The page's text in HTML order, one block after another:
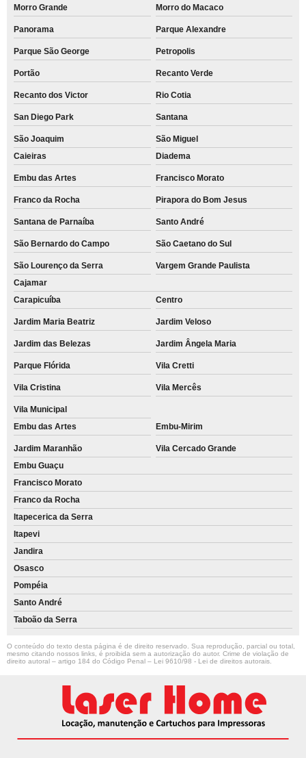
Morro Grande Morro do Macaco
Panorama Parque Alexandre
Parque São George Petropolis
Portão Recanto Verde
Recanto dos Victor Rio Cotia
San Diego Park Santana
São Joaquim
São Miguel
Caieiras
Diadema
Embu das Artes Francisco Morato
Franco da Rocha Pirapora do Bom Jesus
Santana de Parnaíba Santo André
São Bernardo do Campo São Caetano do Sul
São Lourenço da Serra
Vargem Grande Paulista
Cajamar
Carapicuíba
Centro
Jardim Maria Beatriz Jardim Veloso
Jardim das Belezas Jardim Ângela Maria
Parque Flórida Vila Cretti
Vila Cristina Vila Mercês
Vila Municipal
Embu das Artes
Embu-Mirim
Jardim Maranhão
Vila Cercado Grande
Embu Guaçu
Francisco Morato
Franco da Rocha
Itapecerica da Serra
Itapevi
Jandira
Osasco
Pompéia
Santo André
Taboão da Serra
O conteúdo do texto desta página é de direito reservado. Sua reprodução, parcial ou total,
mesmo citando nossos links, é proibida sem a autorização do autor. Crime de violação de
direito autoral – artigo 184 do Código Penal – Lei 9610/98 - Lei de direitos autorais